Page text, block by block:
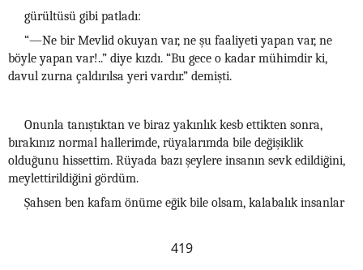
gürültüsü gibi patladı:
“—Ne bir Mevlid okuyan var, ne şu faaliyeti yapan var, ne
böyle yapan var!..” diye kızdı. “Bu gece o kadar mühimdir ki,
davul zurna çaldırılsa yeri vardır.” demişti.
Onunla tanıştıktan ve biraz yakınlık kesb ettikten sonra,
bırakınız normal hallerimde, rüyalarımda bile değişiklik
olduğunu hissettim. Rüyada bazı şeylere insanın sevk edildiğini,
meylettirildiğini gördüm.
Şahsen ben kafam önüme eğik bile olsam, kalabalık insanlar
419